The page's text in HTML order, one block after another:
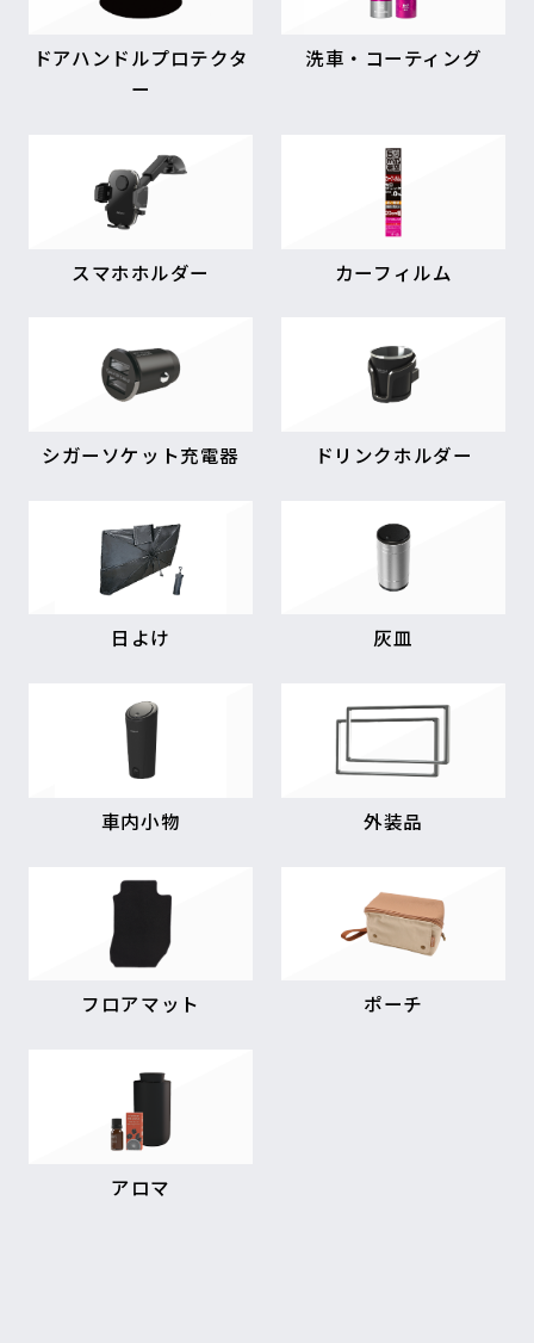
ドアハンドルプロテクタ
ー
洗車・コーティング
スマホホルダー カーフィルム
シガーソケット充電器 ドリンクホルダー
日よけ 灰皿
車内小物 外装品
フロアマット ポーチ
アロマ